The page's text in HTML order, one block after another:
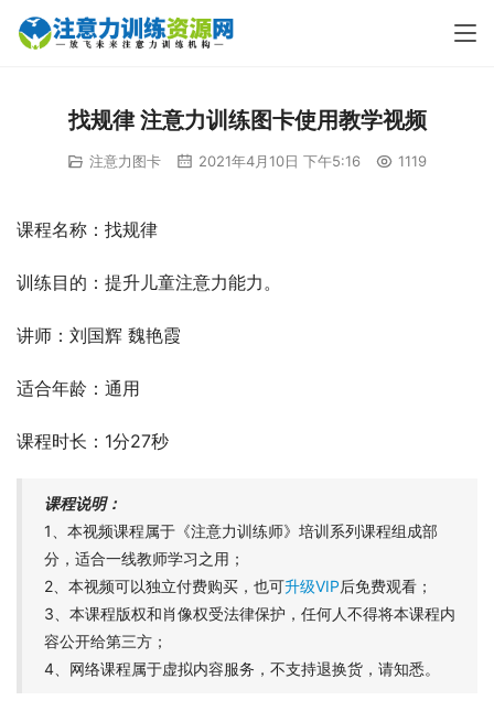
找规律 注意力训练图卡使用教学视频
注意力图卡 2021年4月10日 下午5:16 1119
课程名称：找规律
训练目的：提升儿童注意力能力。
讲师：刘国辉 魏艳霞
适合年龄：通用
课程时长：1分27秒
课程说明：
1、本视频课程属于《注意力训练师》培训系列课程组成部
分，适合一线教师学习之用；
2、本视频可以独立付费购买，也可升级VIP后免费观看；
3、本课程版权和肖像权受法律保护，任何人不得将本课程内
容公开给第三方；
4、网络课程属于虚拟内容服务，不支持退换货，请知悉。